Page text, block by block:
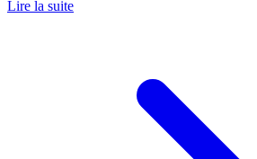
Lire la suite